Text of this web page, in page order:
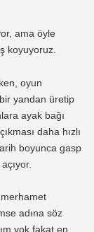
ama öyle
koyuyoruz.
oyun
yandan üretip
ayak bağı
daha hızlı
boyunca gasp
adına söz
yok fakat en